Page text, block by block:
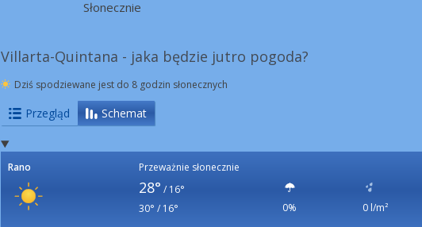
Słonecznie
Villarta-Quintana - jaka będzie jutro pogoda?
Dziś spodziewane jest do 8 godzin słonecznych
Przegląd Schemat
Rano Przeważnie słonecznie
28° / 16°
30° / 16°
0% 0 l/m²